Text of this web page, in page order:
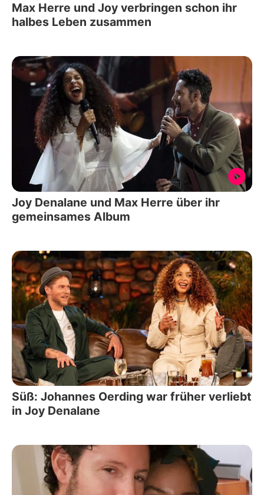
Max Herre und Joy verbringen schon ihr
halbes Leben zusammen
Joy Denalane und Max Herre über ihr
gemeinsames Album
Süß: Johannes Oerding war früher verliebt
in Joy Denalane